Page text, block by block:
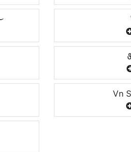
Vn